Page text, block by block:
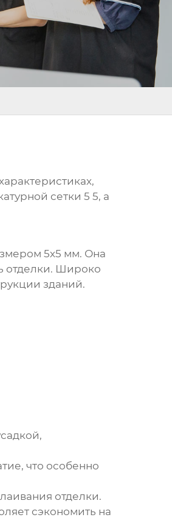
сетки 5 5, а
5х5 мм. Она
отделки. Широко
зданий.
что особенно
отделки.
сэкономить на